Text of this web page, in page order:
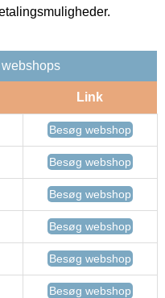
Link
Besøg webshop
Besøg webshop
Besøg webshop
Besøg webshop
Besøg webshop
Besøg webshop